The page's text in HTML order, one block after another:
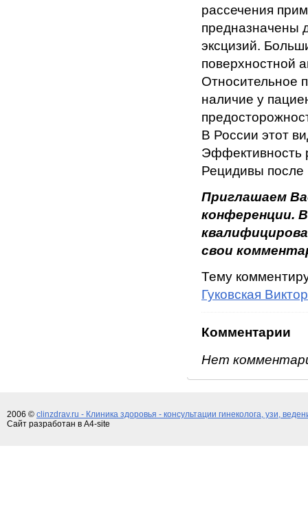
рассечения
предназначены
эксцизий.
поверхностной
Относительное
наличие у
В России этот
Эффективность
Рецидивы после
Приглашаем
конференции.
свои
Тему
Гуковская
Комментарии
Нет
2006 © clinzdrav.ru - Клиника здоровья - консультации гинеколога, узи,
Сайт разработан в A4-site